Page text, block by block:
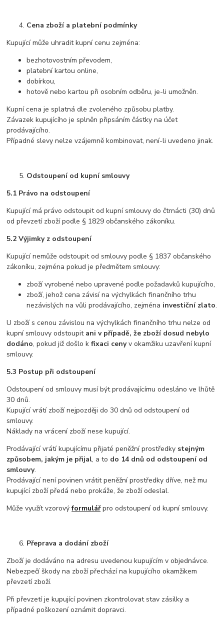
Cena zboží a platební podmínky
Kupující může uhradit kupní cenu zejména:
bezhotovostním převodem,
platební kartou online,
dobírkou,
hotově nebo kartou při osobním odběru, je-li umožněn.
Kupní cena je splatná dle zvoleného způsobu platby.
Závazek kupujícího je splněn připsáním částky na účet
prodávajícího.
Případné slevy nelze vzájemně kombinovat, není-li uvedeno jinak.
Odstoupení od kupní smlouvy
5.1 Právo na odstoupení
Kupující má právo odstoupit od kupní smlouvy do čtrnácti (30) dnů
od převzetí zboží podle § 1829 občanského zákoníku.
5.2 Výjimky z odstoupení
Kupující nemůže odstoupit od smlouvy podle § 1837 občanského
zákoníku, zejména pokud je předmětem smlouvy:
zboží vyrobené nebo upravené podle požadavků kupujícího,
zboží, jehož cena závisí na výchylkách finančního trhu
nezávislých na vůli prodávajícího, zejména investiční zlato.
U zboží s cenou závislou na výchylkách finančního trhu nelze od
kupní smlouvy odstoupit ani v případě, že zboží dosud nebylo
dodáno, pokud již došlo kfixaci cenyv okamžiku uzavření kupní
smlouvy.
5.3 Postup při odstoupení
Odstoupení od smlouvy musí být prodávajícímu odesláno ve lhůtě
30 dnů.
Kupující vrátí zboží nejpozději do 30 dnů od odstoupení od
smlouvy.
Náklady na vrácení zboží nese kupující.
Prodávající vrátí kupujícímu přijaté peněžní prostředky stejným
způsobem, jakým je přijal, a to do 14 dnů od odstoupení od
smlouvy.
Prodávající není povinen vrátit peněžní prostředky dříve, než mu
kupující zboží předá nebo prokáže, že zboží odeslal.
Může využít vzorovýformulářpro odstoupení od kupní smlouvy.
Přeprava a dodání zboží
Zboží je dodáváno na adresu uvedenou kupujícím v objednávce.
Nebezpečí škody na zboží přechází na kupujícího okamžikem
převzetí zboží.
Při převzetí je kupující povinen zkontrolovat stav zásilky a
případné poškození oznámit dopravci.